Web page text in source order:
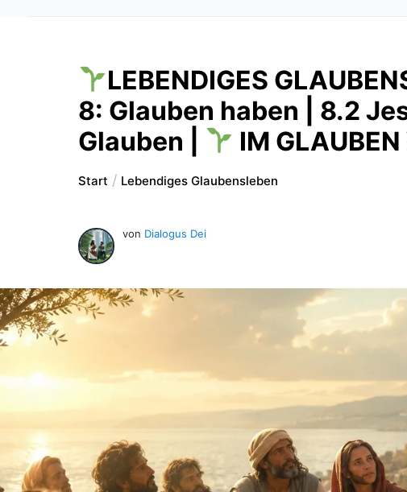
LEBENDIGES
8: Glauben haben | 8.2
Glauben |
IM
Start Lebendiges Glaubensleben
von Dialogus Dei